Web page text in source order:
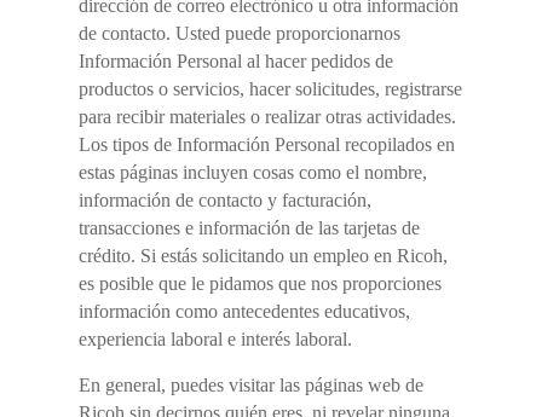
dirección de correo electrónico u otra información
de contacto. Usted puede proporcionarnos
Información Personal al hacer pedidos de
productos o servicios, hacer solicitudes, registrarse
para recibir materiales o realizar otras actividades.
Los tipos de Información Personal recopilados en
estas páginas incluyen cosas como el nombre,
información de contacto y facturación,
transacciones e información de las tarjetas de
crédito. Si estás solicitando un empleo en Ricoh,
es posible que le pidamos que nos proporciones
información como antecedentes educativos,
experiencia laboral e interés laboral.
En general, puedes visitar las páginas web de
Ricoh sin decirnos quién eres, ni revelar ninguna